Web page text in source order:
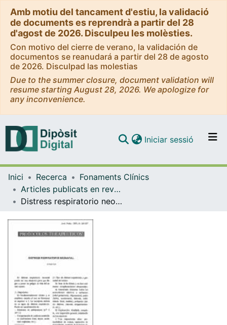
Amb motiu del tancament d'estiu, la validació
de documents es reprendrà a partir del 28
d'agost de 2026. Disculpeu les molèsties.
Con motivo del cierre de verano, la validación de
documentos se reanudará a partir del 28 de agosto
de 2026. Disculpad las molestias
Due to the summer closure, document validation will
resume starting August 28, 2026. We apologize for
any inconvenience.
Navega per tot el DD
Iniciar sessió (current)
Inici Recerca
Fonaments Clínics
Articles publicats en revistes (Fonaments Clínics)
Distress respiratorio neonatal